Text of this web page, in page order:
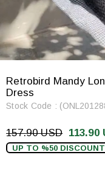
Retrobird Mandy
Dress
Stock Code
157.90 USD 113.90
UP TO %50 DISCOUNT